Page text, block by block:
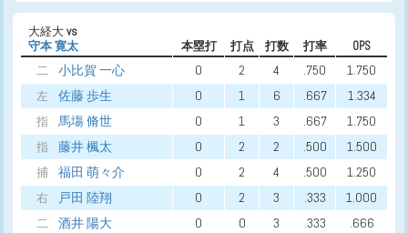
大経大vs
守本 寛太
本塁打 打点 打数 打率
OPS
二
小比賀 一心 0 2 4 .750 1.750
左 佐藤 歩生 0 1 6 .667 1.334
指 馬塲 脩世 0 1 3 .667 1.750
指 藤井 楓太 0 2 2 .500 1.500
捕 福田 萌々介 0 2 4 .500 1.250
右 戸田 陸翔 0 2 3 .333 1.000
二 酒井 陽大 0 0 3 .333 .666